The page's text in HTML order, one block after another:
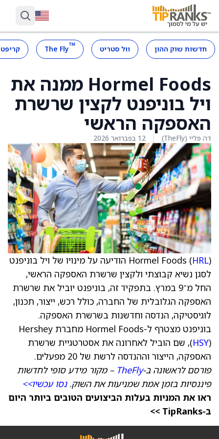
חדשות שוק ההון וול סטריט ™
The Fly
Hormel Foods ממנה את
ויל בוניפנט לקצין שרשרת
האספקה הראשי
דה פליי (TheFly) 12 בפברואר 2026
Hormel Foods (HRL
) הודיעה על מינויו של ויל בוניפנט
לסגן נשיא קבוצתי ולקצין שרשרת האספקה הראשי,
החל מ־9 במרץ. בתפקיד זה, בוניפנט יוביל את שרשרת
האספקה הגלובלית של החברה, כולל רכש, ייצור, תכנון,
לוגיסטיקה, הנדסה וחדשנות בשרשרת האספקה.
בוניפנט מצטרף ל-Hormel Foods מחברת Hershey
(HSY ), שם הוביל לאחרונה את אסטרטגיית שרשרת
האספקה, הייצור וההנדסה לרשת של 20 מפעלים.
פורסם לראשונה ב-TheFly – מקור מידע סופי לחדשות
פיננסיות בזמן אמת שמניעות את השוק.נסו עכשיו>>
ראו את המניות בעלות הביצועים הטובים ביותר היום
ב-TipRanks >>